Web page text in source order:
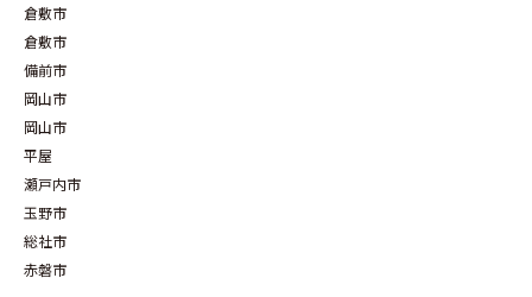
倉敷市
倉敷市
備前市
岡山市
岡山市
平屋
瀬戸内市
玉野市
総社市
赤磐市